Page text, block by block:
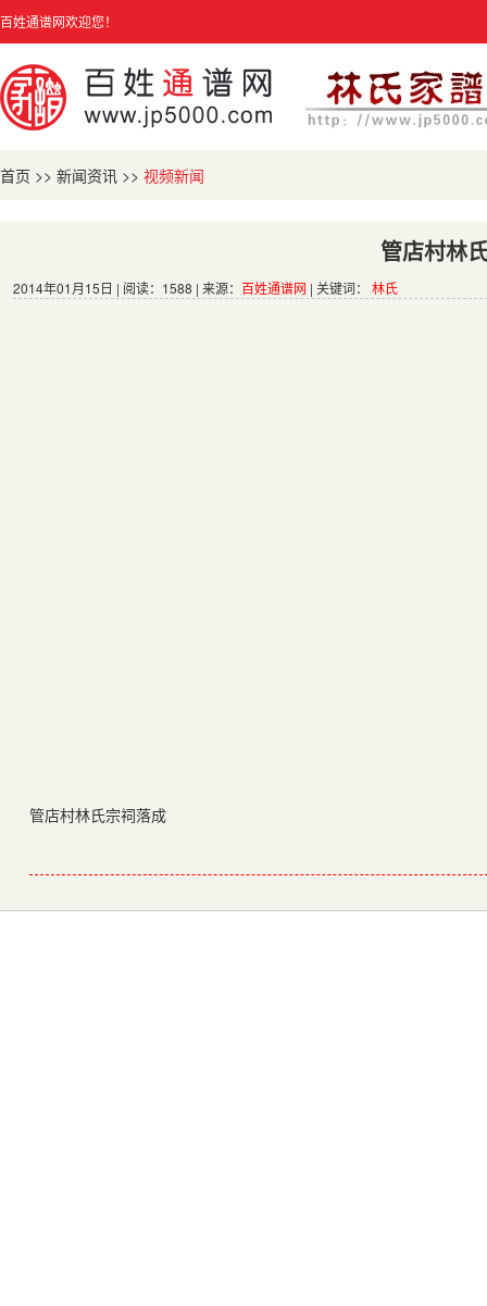
百姓通谱网欢迎您！
首页 >> 新闻资讯 >> 视频新闻
管店村林
2014年01月15日 | 阅读：1588 | 来源： 百姓通谱网 | 关键词： 林氏
管店村林氏宗祠落成